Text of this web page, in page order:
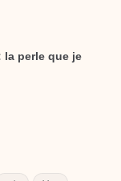
la perle que je